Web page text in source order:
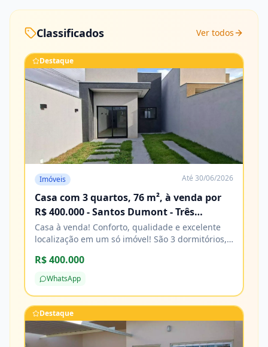
Classificados Ver todos
Destaque
Imóveis Até 30/06/2026
Casa com 3 quartos, 76 m², à venda por
R$ 400.000 - Santos Dumont - Três
Lagoas/MS
Casa à venda! Conforto, qualidade e excelente
localização em um só imóvel! São 3 dormitórios,
com acabamento impecável e excelente padrão
de construção. Agende sua visita e venha
conhecer! Características Água Cozinha Energia
elétrica Esgoto Lavanderia Pavimentação
Porcelanato
R$ 400.000
WhatsApp
Destaque